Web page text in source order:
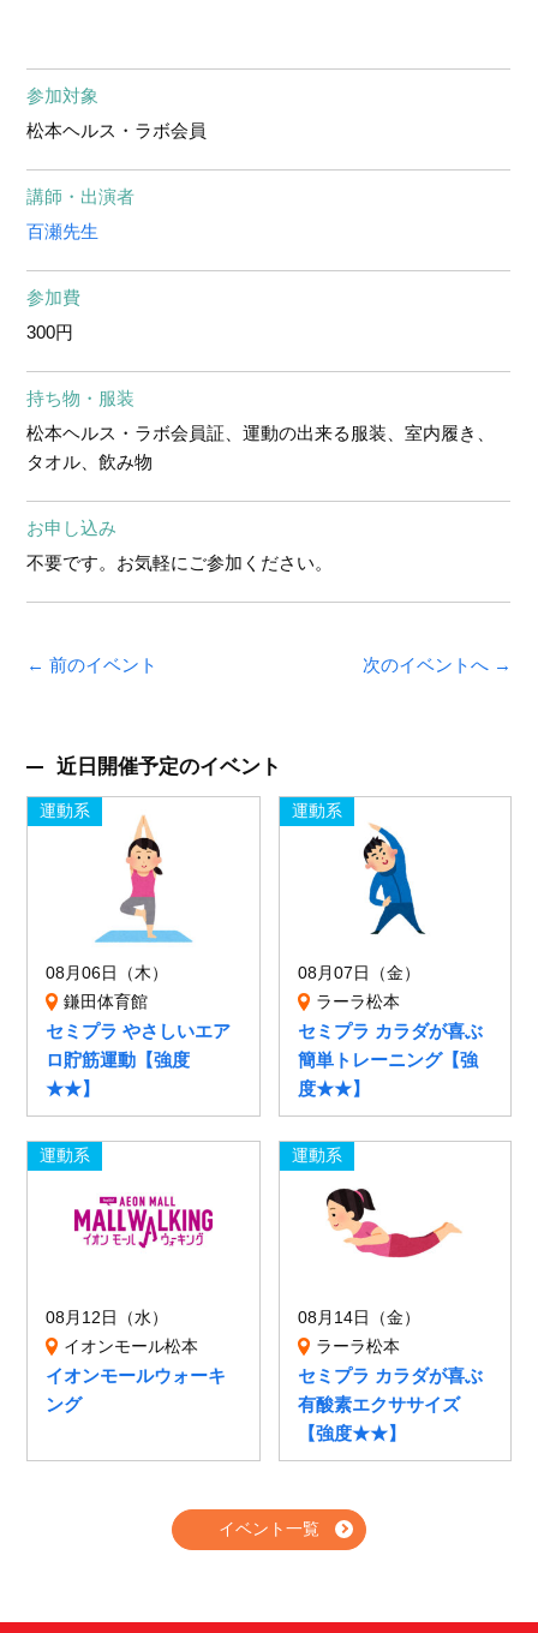
参加対象
松本ヘルス・ラボ会員
講師・出演者
百瀬先生
参加費
300円
持ち物・服装
松本ヘルス・ラボ会員証、運動の出来る服装、室内履き、
タオル、飲み物
お申し込み
不要です。お気軽にご参加ください。
← 前のイベント 次のイベントへ →
近日開催予定のイベント
運動系
08月06日（木）
鎌田体育館
セミプラ やさしいエア
ロ貯筋運動【強度
★★】
運動系
08月07日（金）
ラーラ松本
セミプラ カラダが喜ぶ
簡単トレーニング【強
度★★】
運動系
08月12日（水）
イオンモール松本
イオンモールウォーキ
ング
運動系
08月14日（金）
ラーラ松本
セミプラ カラダが喜ぶ
有酸素エクササイズ
【強度★★】
イベント一覧